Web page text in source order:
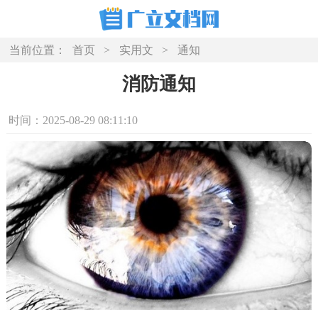
当前位置： 首页 > 实用文 > 通知
消防通知
时间：2025-08-29 08:11:10